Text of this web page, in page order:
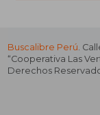
Buscalibre Perú.
“Cooperativa Las
Derechos